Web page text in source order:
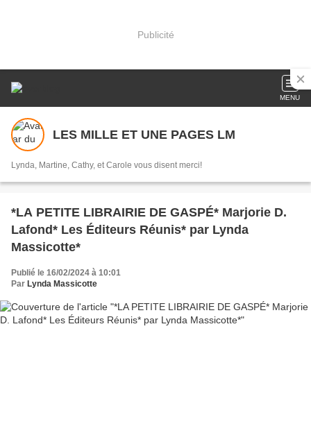
Publicité
MENU
LES MILLE ET UNE PAGES LM
Lynda, Martine, Cathy, et Carole vous disent merci!
*LA PETITE LIBRAIRIE DE GASPÉ* Marjorie D.
Lafond* Les Éditeurs Réunis* par Lynda
Massicotte*
Publié le 16/02/2024 à 10:01
Par Lynda Massicotte